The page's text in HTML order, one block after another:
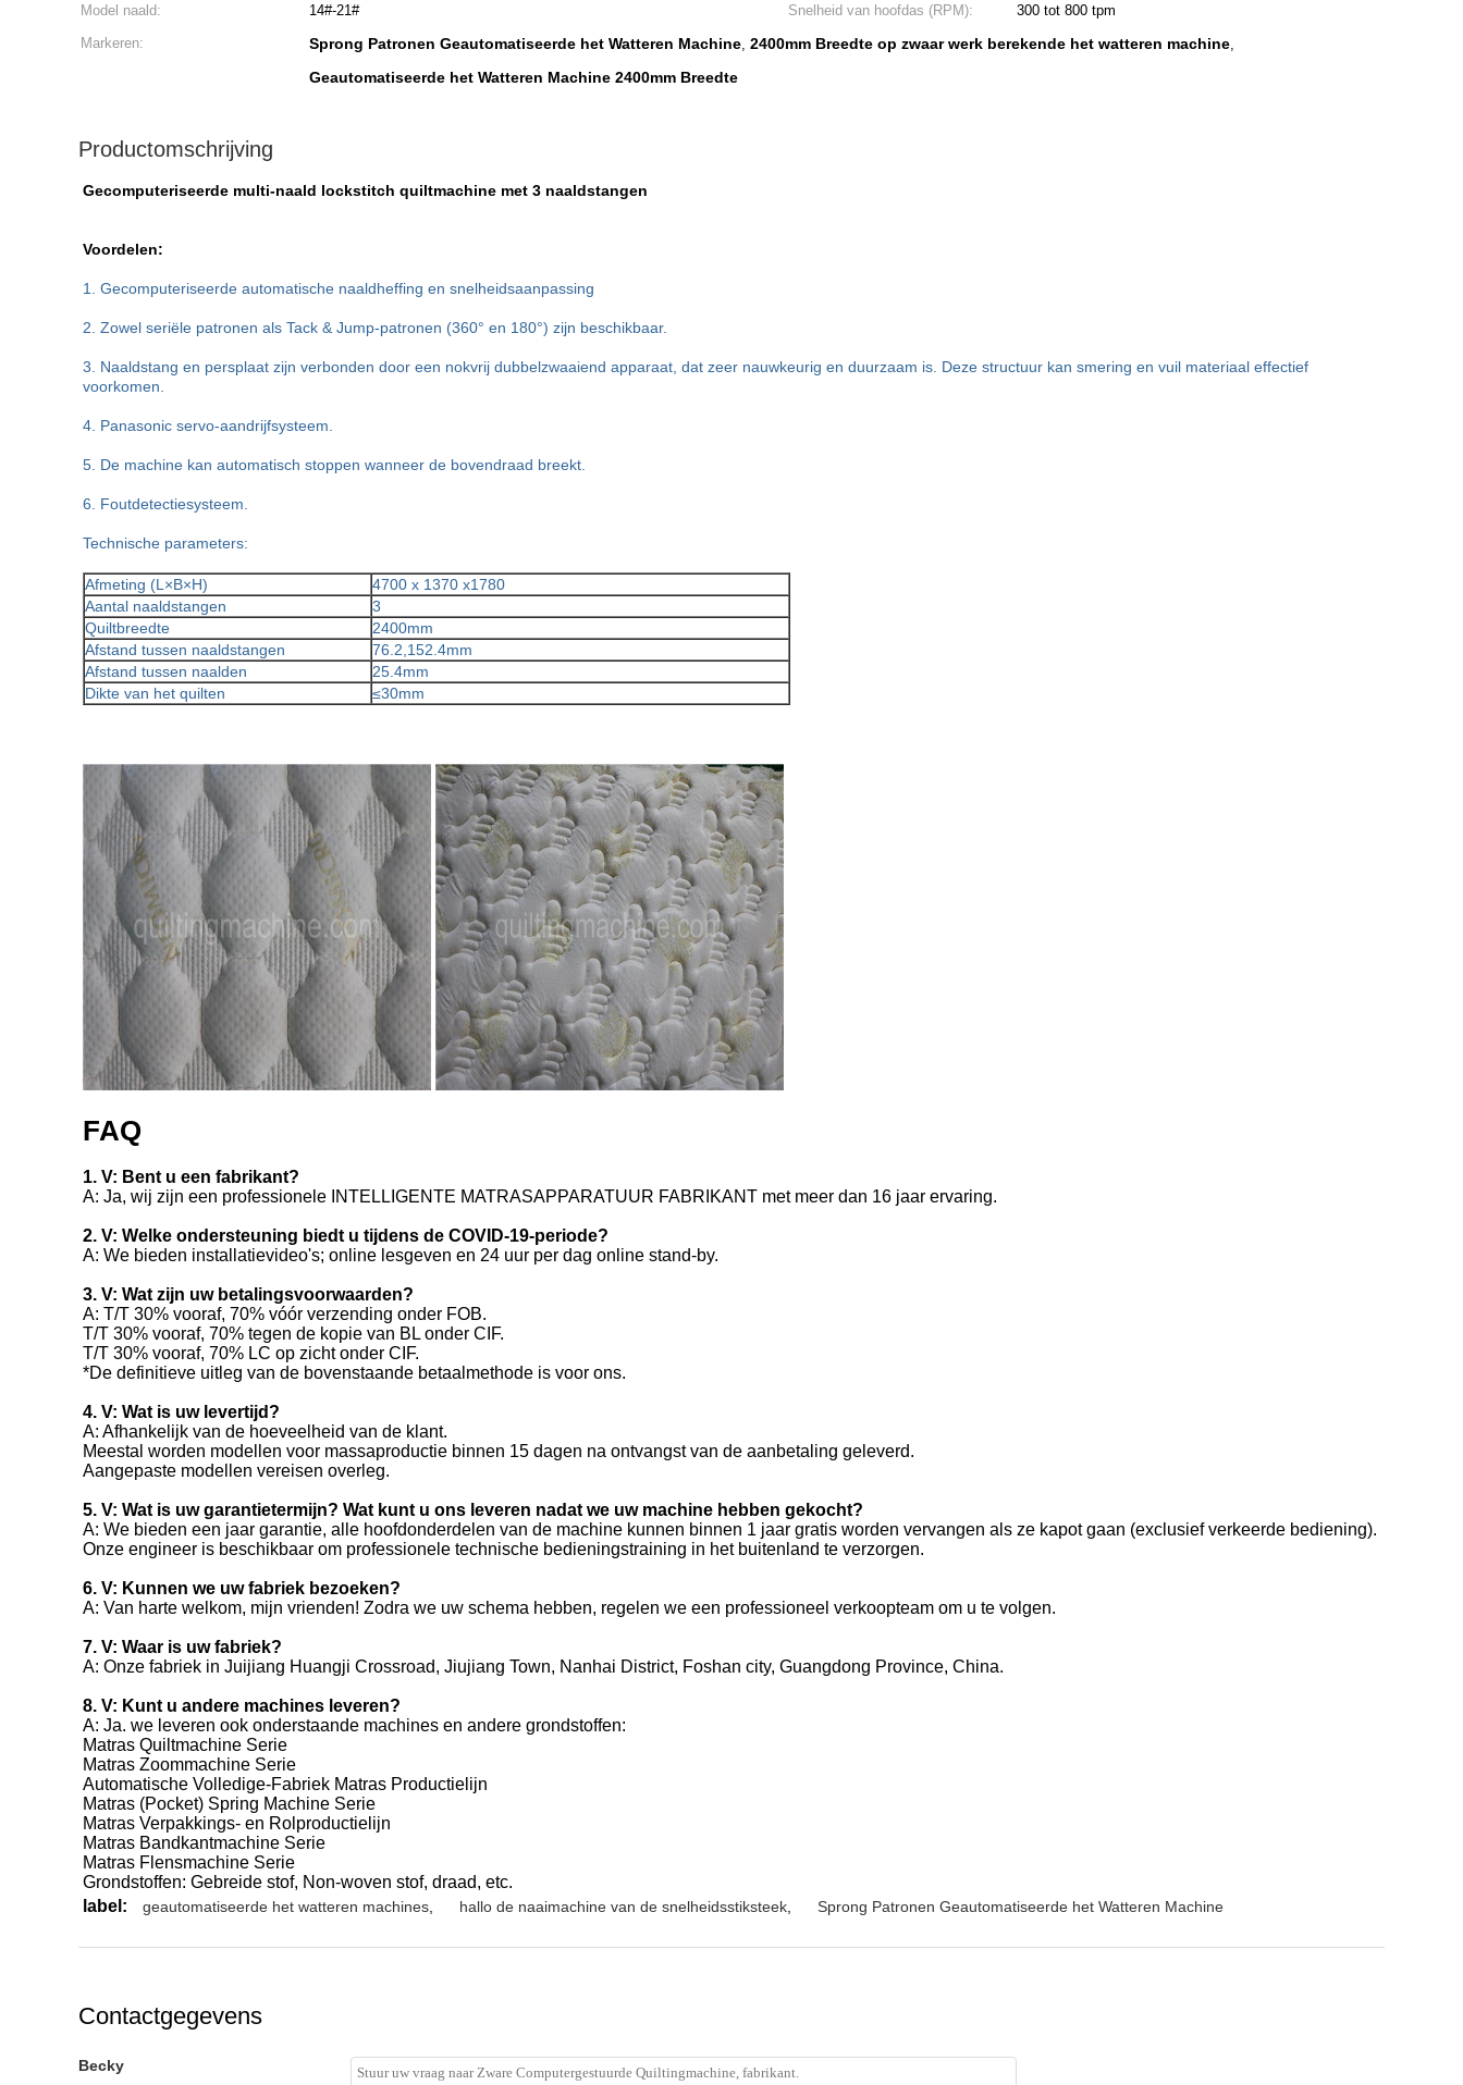
Model naald:
14#-21# Snelheid van hoofdas (RPM):
300 tot 800 tpm
Markeren:
Sprong Patronen Geautomatiseerde het Watteren Machine, 2400mm Breedte op zwaar werk berekende het watteren machine,
Geautomatiseerde het Watteren Machine 2400mm Breedte
Productomschrijving
Gecomputeriseerde multi-naald lockstitch quiltmachine met 3 naaldstangen
Voordelen:
1. Gecomputeriseerde automatische naaldheffing en snelheidsaanpassing
2. Zowel seriële patronen als Tack & Jump-patronen (360° en 180°) zijn beschikbaar.
3. Naaldstang en persplaat zijn verbonden door een nokvrij dubbelzwaaiend apparaat, dat zeer nauwkeurig en duurzaam is. Deze structuur kan smering en vuil materiaal effectief
voorkomen.
4. Panasonic servo-aandrijfsysteem.
5. De machine kan automatisch stoppen wanneer de bovendraad breekt.
6. Foutdetectiesysteem.
Technische parameters:
Afmeting (L×B×H)
4700 x 1370 x1780
Aantal naaldstangen
3
Quiltbreedte
2400mm
Afstand tussen naaldstangen
76.2,152.4mm
Afstand tussen naalden
25.4mm
Dikte van het quilten
≤30mm
FAQ
1. V: Bent u een fabrikant?
A: Ja, wij zijn een professionele INTELLIGENTE MATRASAPPARATUUR FABRIKANT met meer dan 16 jaar ervaring.
2. V: Welke ondersteuning biedt u tijdens de COVID-19-periode?
A: We bieden installatievideo's; online lesgeven en 24 uur per dag online stand-by.
3. V: Wat zijn uw betalingsvoorwaarden?
A: T/T 30% vooraf, 70% vóór verzending onder FOB.
T/T 30% vooraf, 70% tegen de kopie van BL onder CIF.
T/T 30% vooraf, 70% LC op zicht onder CIF.
*De definitieve uitleg van de bovenstaande betaalmethode is voor ons.
4. V: Wat is uw levertijd?
A: Afhankelijk van de hoeveelheid van de klant.
Meestal worden modellen voor massaproductie binnen 15 dagen na ontvangst van de aanbetaling geleverd.
Aangepaste modellen vereisen overleg.
5. V: Wat is uw garantietermijn? Wat kunt u ons leveren nadat we uw machine hebben gekocht?
A: We bieden een jaar garantie, alle hoofdonderdelen van de machine kunnen binnen 1 jaar gratis worden vervangen als ze kapot gaan (exclusief verkeerde bediening).
Onze engineer is beschikbaar om professionele technische bedieningstraining in het buitenland te verzorgen.
6. V: Kunnen we uw fabriek bezoeken?
A: Van harte welkom, mijn vrienden! Zodra we uw schema hebben, regelen we een professioneel verkoopteam om u te volgen.
7. V: Waar is uw fabriek?
A: Onze fabriek in Juijiang Huangji Crossroad, Jiujiang Town, Nanhai District, Foshan city, Guangdong Province, China.
8. V: Kunt u andere machines leveren?
A: Ja. we leveren ook onderstaande machines en andere grondstoffen:
Matras Quiltmachine Serie
Matras Zoommachine Serie
Automatische Volledige-Fabriek Matras Productielijn
Matras (Pocket) Spring Machine Serie
Matras Verpakkings- en Rolproductielijn
Matras Bandkantmachine Serie
Matras Flensmachine Serie
Grondstoffen: Gebreide stof, Non-woven stof, draad, etc.
label:
geautomatiseerde het watteren machines hallo de naaimachine van de snelheidsstiksteek Sprong Patronen Geautomatiseerde het Watteren Machine
Contactgegevens
Becky